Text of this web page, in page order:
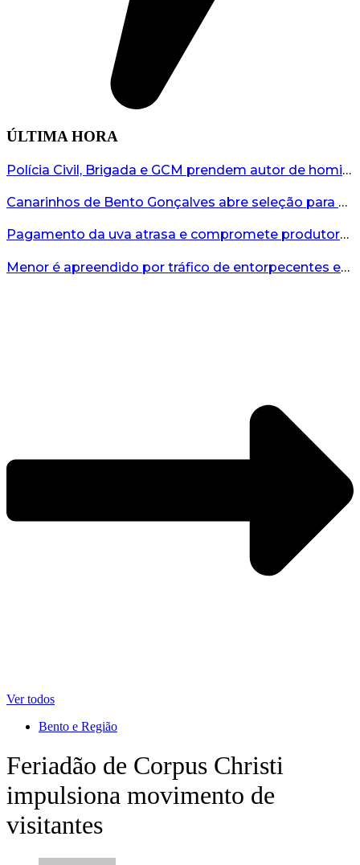
ÚLTIMA HORA
Polícia Civil, Brigada e GCM prendem autor de homicídio em Bento Gonçalves...
Canarinhos de Bento Gonçalves abre seleção para novos integrantes...
Pagamento da uva atrasa e compromete produtores...
Menor é apreendido por tráfico de entorpecentes em Veranópolis...
Ver todos
Bento e Região
Feriadão de Corpus Christi
impulsiona movimento de
visitantes